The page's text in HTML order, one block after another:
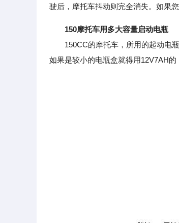
驶后，摩托车抖动则完全消失。如果您
150摩托车用多大容量启动电瓶
150CC的摩托车，所用的起动电瓶
如果是较小的电瓶盒就得用12V7AH